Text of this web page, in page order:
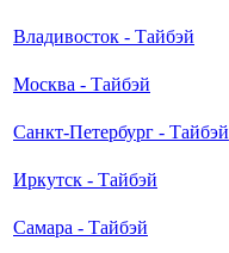
Владивосток - Тайбэй
Москва - Тайбэй
Санкт-Петербург - Тайбэй
Иркутск - Тайбэй
Самара - Тайбэй